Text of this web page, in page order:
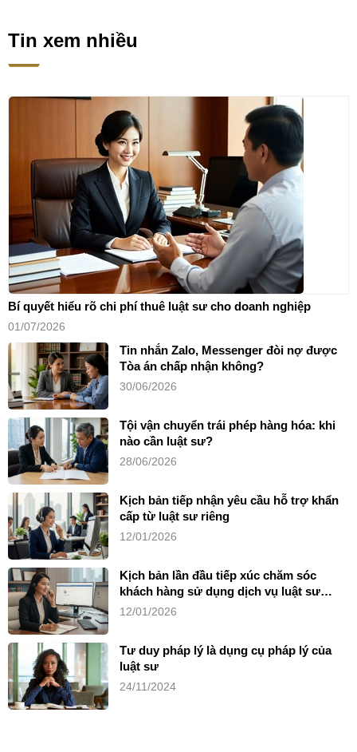
Tin xem nhiều
Bí quyết hiểu rõ chi phí thuê luật sư cho doanh nghiệp
01/07/2026
Tin nhắn Zalo, Messenger đòi nợ được
Tòa án chấp nhận không?
30/06/2026
Tội vận chuyển trái phép hàng hóa: khi
nào cần luật sư?
28/06/2026
Kịch bản tiếp nhận yêu cầu hỗ trợ khẩn
cấp từ luật sư riêng
12/01/2026
Kịch bản lần đầu tiếp xúc chăm sóc
khách hàng sử dụng dịch vụ luật sư
riêng
12/01/2026
Tư duy pháp lý là dụng cụ pháp lý của
luật sư
24/11/2024